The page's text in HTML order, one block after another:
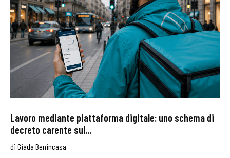
Lavoro mediante piattaforma digitale: uno schema di
decreto carente sul...
di Giada Benincasa